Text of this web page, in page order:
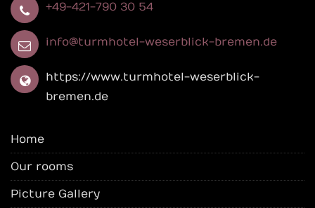
+49-421-790 30 54
info@turmhotel-weserblick-bremen.de
https://www.turmhotel-weserblick-
bremen.de
Home
Our rooms
Picture Gallery